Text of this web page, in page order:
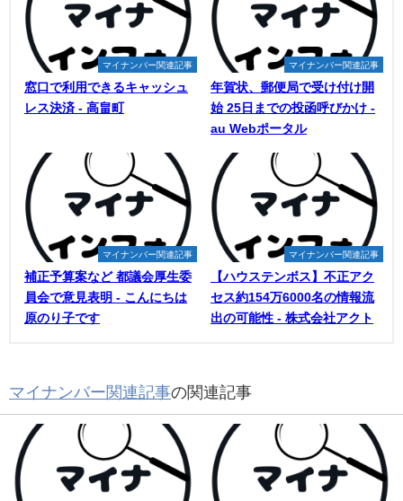
マイナンバー関連記事
窓口で利用できるキャッシュ
レス決済 - 高畠町
マイナンバー関連記事
年賀状、郵便局で受け付け開
始 25日までの投函呼びかけ -
au Webポータル
マイナンバー関連記事
補正予算案など 都議会厚生委
員会で意見表明 - こんにちは
原のり子です
マイナンバー関連記事
【ハウステンボス】不正アク
セス約154万6000名の情報流
出の可能性 - 株式会社アクト
マイナンバー関連記事の関連記事